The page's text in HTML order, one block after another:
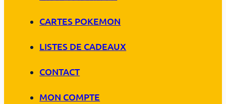
CARTES POKEMON
LISTES DE CADEAUX
CONTACT
MON COMPTE